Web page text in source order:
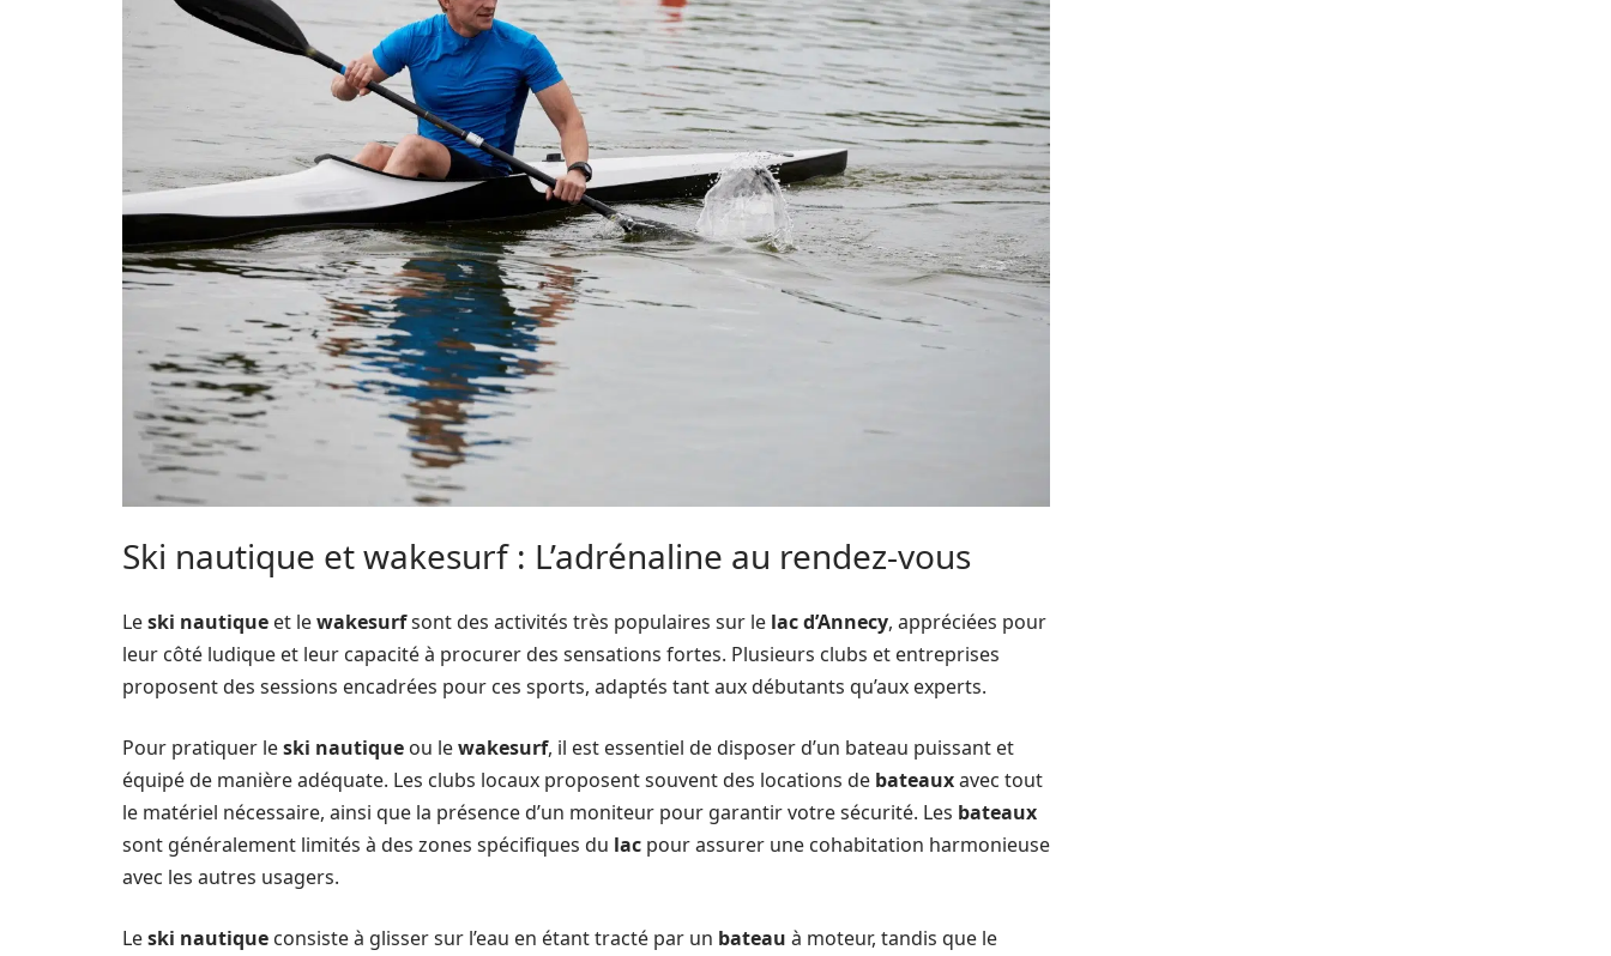
Ski nautique et wakesurf : L’adrénaline au rendez-vous
Leski nautique et lewakesurfsont des activités très populaires sur le lac d’Annecy, appréciées pour
leur côté ludique et leur capacité à procurer des sensations fortes. Plusieurs clubs et entreprises
proposent des sessions encadrées pour ces sports, adaptés tant aux débutants qu’aux experts.
Pour pratiquer leski nautique ou lewakesurf, il est essentiel de disposer d’un bateau puissant et
équipé de manière adéquate. Les clubs locaux proposent souvent des locations de bateauxavec tout
le matériel nécessaire, ainsi que la présence d’un moniteur pour garantir votre sécurité. Les bateaux
sont généralement limités à des zones spécifiques du lac pour assurer une cohabitation harmonieuse
avec les autres usagers.
Leski nautique consiste à glisser sur l’eau en étant tracté par un bateau à moteur, tandis que le